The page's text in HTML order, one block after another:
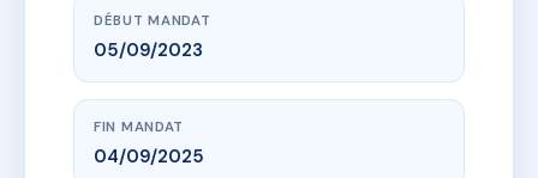
DÉBUT MANDAT
05/09/2023
FIN MANDAT
04/09/2025